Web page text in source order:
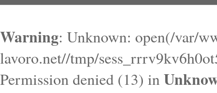
Warning: Unknown: open(/var/
lavoro.net//tmp/
Permission denied (13) in